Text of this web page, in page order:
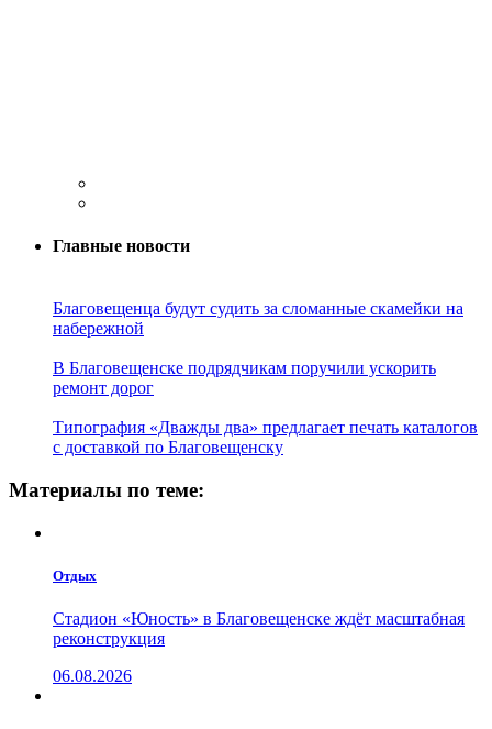
Главные новости
Благовещенца будут судить за сломанные скамейки на
набережной
В Благовещенске подрядчикам поручили ускорить
ремонт дорог
Типография «Дважды два» предлагает печать каталогов
с доставкой по Благовещенску
Материалы по теме:
Отдых
Стадион «Юность» в Благовещенске ждёт масштабная
реконструкция
06.08.2026